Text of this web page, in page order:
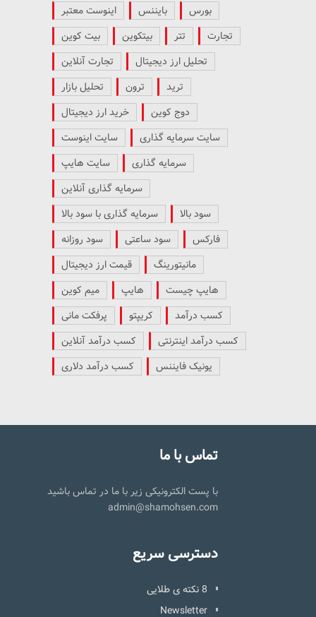
اینوست معتبر
بایننس
بورس
بیت کوین
بیتکوین تتر
تجارت
تجارت آنلاین
تحلیل ارز دیجیتال
تحلیل بازار
ترون
ترید
خرید ارز دیجیتال
دوج کوین
سایت اینوست
سایت سرمایه گذاری
سایت هایپ
سرمایه گذاری
سرمایه گذاری آنلاین
سرمایه گذاری با سود بالا
سود بالا
سود روزانه
سود ساعتی
فارکس
قیمت ارز دیجیتال
مانیتورینگ
میم کوین
هایپ
هایپ چیست
پرفکت مانی
کریپتو
کسب درآمد
کسب درآمد آنلاین
کسب درآمد اینترنتی
کسب درآمد دلاری
یونیک فایننس
تماس با ما
با پست الکترونیکی زیر با ما در تماس باشید
admin@shamohsen.com
دسترسی سریع
8 نکته ی طلایی
Newsletter